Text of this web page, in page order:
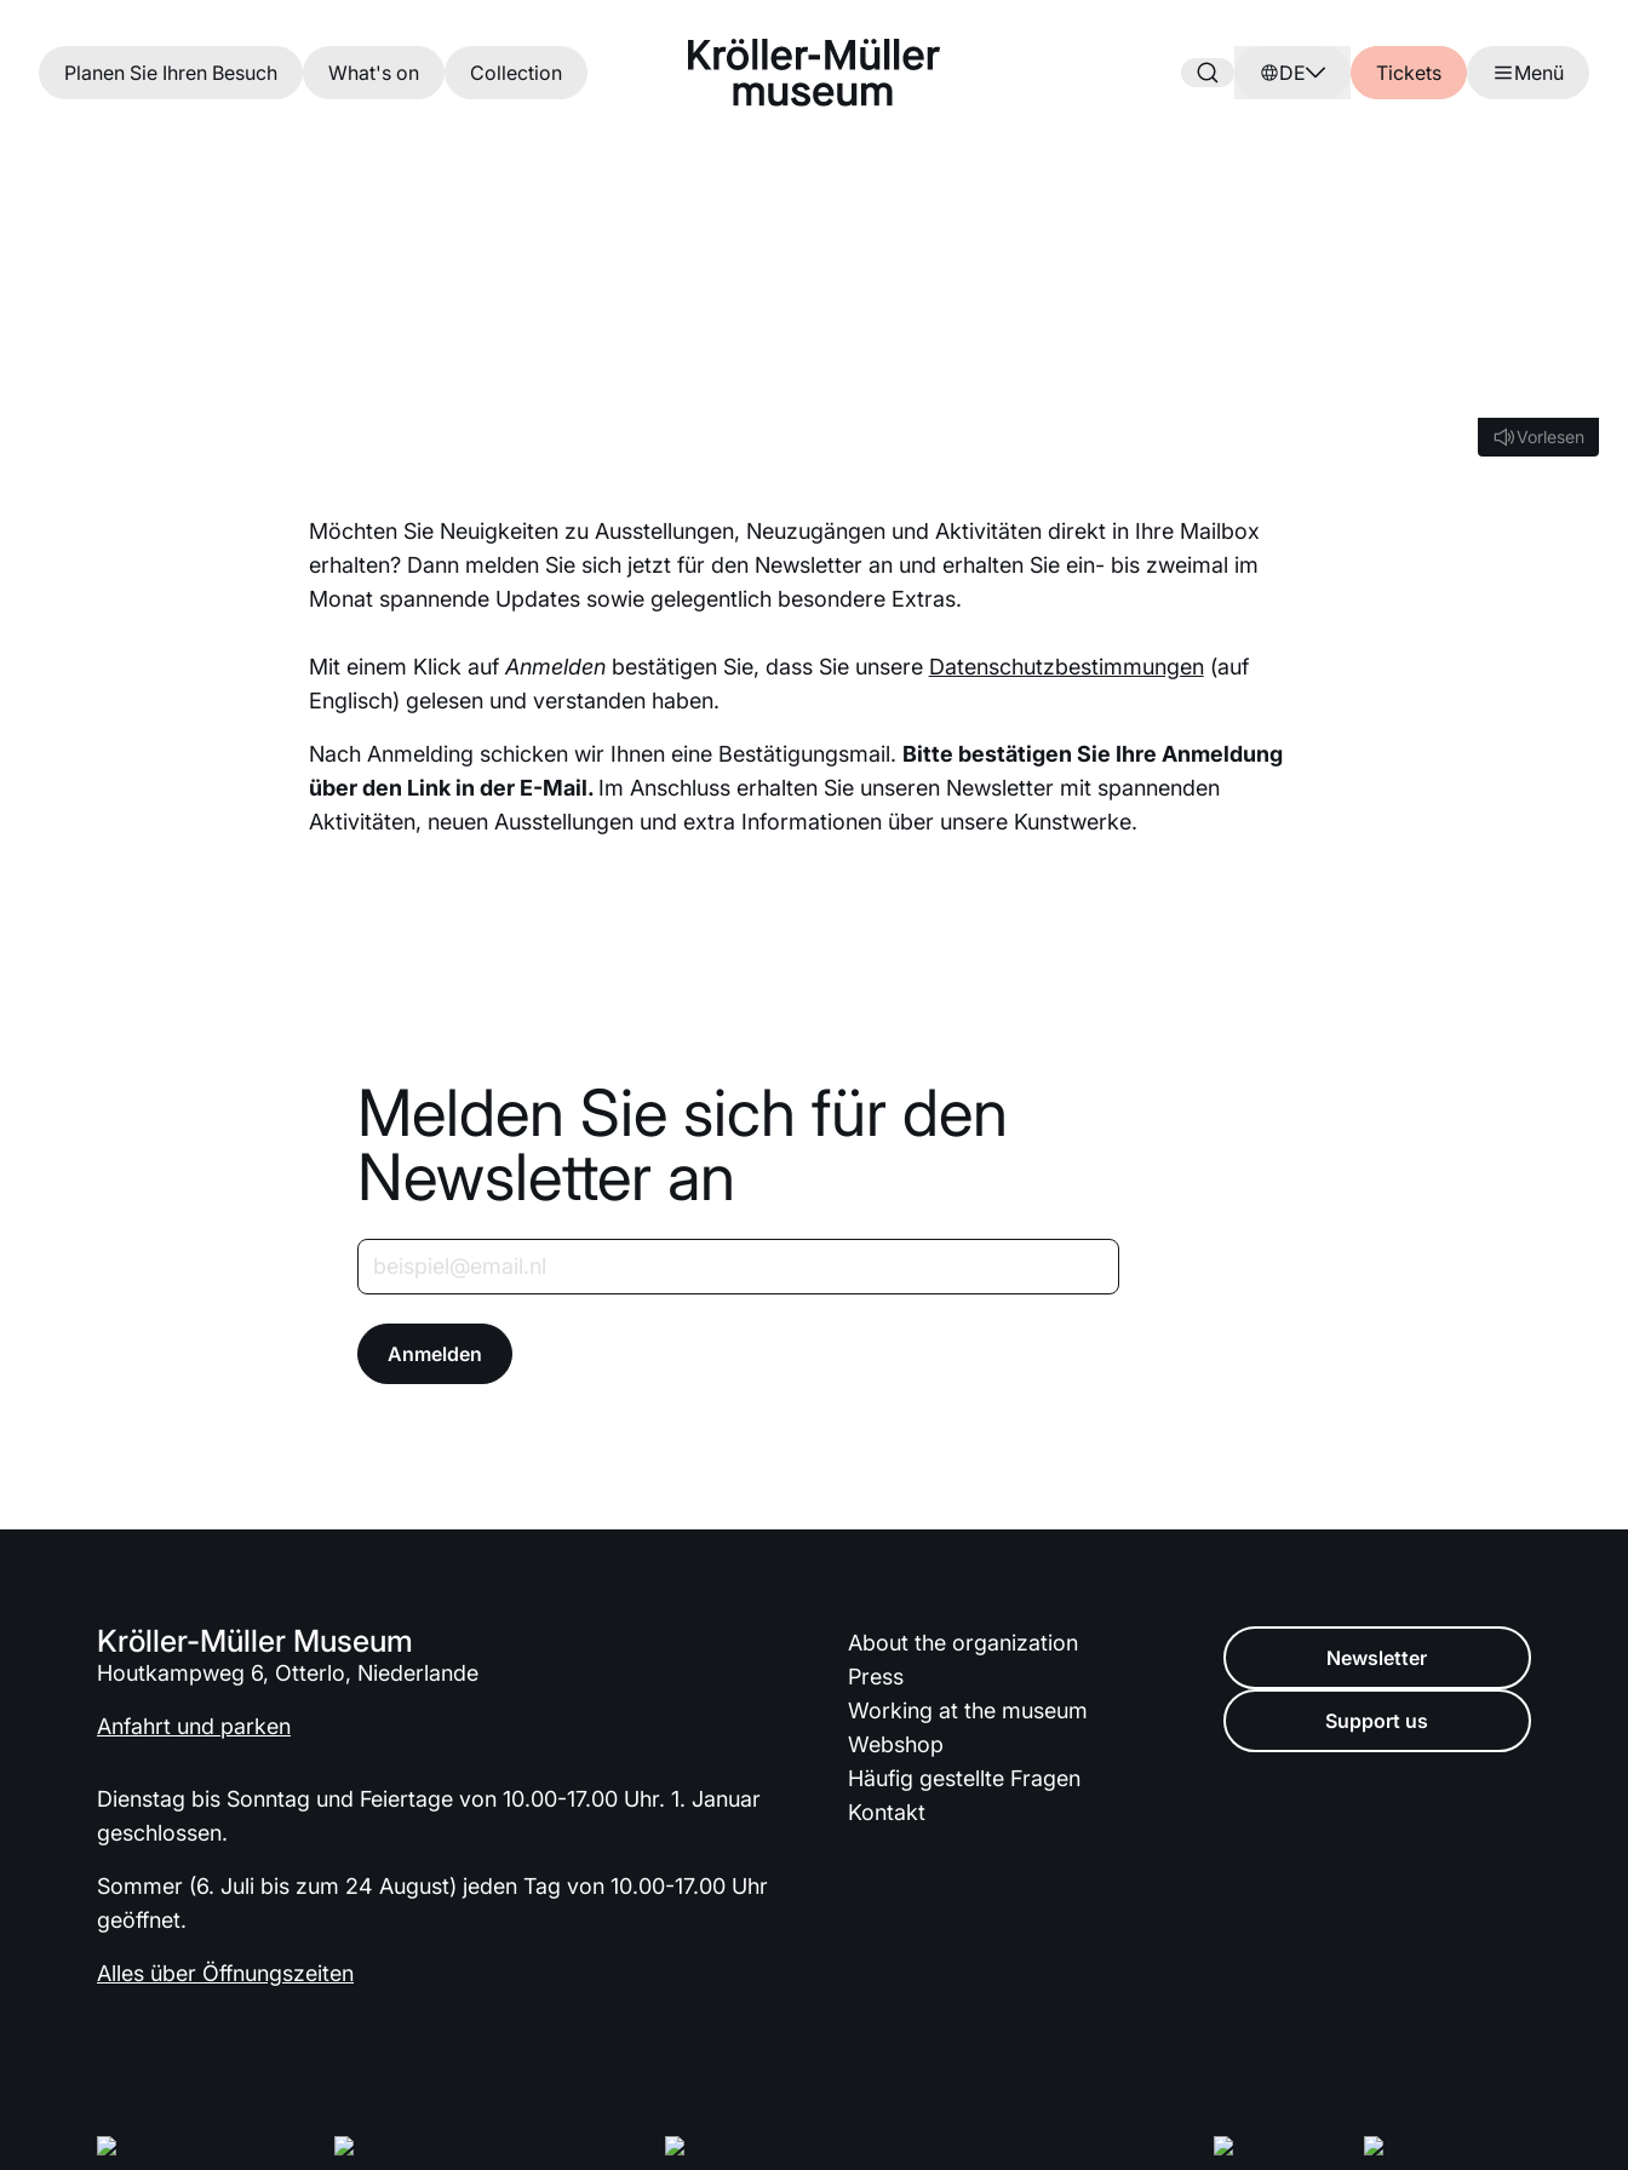
Zum Hauptinhalt
Planen Sie Ihren Besuch What's on Collection DE Tickets Menü
Vorlesen
Vorlesen
Möchten Sie Neuigkeiten zu Ausstellungen, Neuzugängen und Aktivitäten direkt in Ihre Mailbox
erhalten? Dann melden Sie sich jetzt für den Newsletter an und erhalten Sie ein- bis zweimal im
Monat spannende Updates sowie gelegentlich besondere Extras.
Mit einem Klick auf Anmeldenbestätigen Sie, dass Sie unsere Datenschutzbestimmungen(auf
Englisch) gelesen und verstanden haben.
Nach Anmelding schicken wir Ihnen eine Bestätigungsmail. Bitte bestätigen Sie Ihre Anmeldung
über den Link in der E-Mail. Im Anschluss erhalten Sie unseren Newsletter mit spannenden
Aktivitäten, neuen Ausstellungen und extra Informationen über unsere Kunstwerke.
Melden Sie sich für den
Newsletter an
Anmelden
Kröller-Müller Museum
Houtkampweg 6, Otterlo, Niederlande
Anfahrt und parken
Dienstag bis Sonntag und Feiertage von 10.00-17.00 Uhr. 1. Januar
geschlossen.
Sommer (6. Juli bis zum 24 August) jeden Tag von 10.00-17.00 Uhr
geöffnet.
Alles über Öffnungszeiten
About the organization
Press
Working at the museum
Webshop
Häufig gestellte Fragen
Kontakt
Newsletter
Support us